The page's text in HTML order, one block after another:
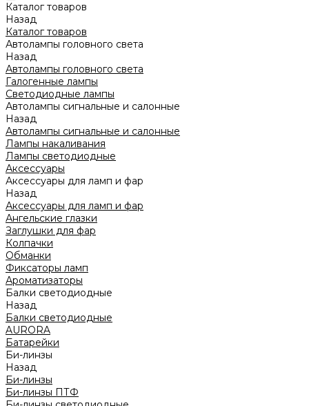
Каталог товаров
Назад
Каталог товаров
Автолампы головного света
Назад
Автолампы головного света
Галогенные лампы
Светодиодные лампы
Автолампы сигнальные и салонные
Назад
Автолампы сигнальные и салонные
Лампы накаливания
Лампы светодиодные
Аксессуары
Аксессуары для ламп и фар
Назад
Аксессуары для ламп и фар
Ангельские глазки
Заглушки для фар
Колпачки
Обманки
Фиксаторы ламп
Ароматизаторы
Балки светодиодные
Назад
Балки светодиодные
AURORA
Батарейки
Би-линзы
Назад
Би-линзы
Би-линзы ПТФ